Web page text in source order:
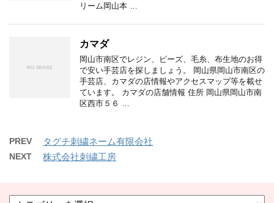
リーム岡山本 …
カマダ
岡山市南区でレジン、ビーズ、毛糸、布生地のお得
で安い手芸店を探しましょう。 岡山県岡山市南区の
手芸店、カマダの店情報やアクセスマップ等を載せ
ています。 カマダの店舗情報 住所 岡山県岡山市南
区西市５６ …
PREV タグチ刺繍ネーム有限会社
NEXT 株式会社刺繍工房